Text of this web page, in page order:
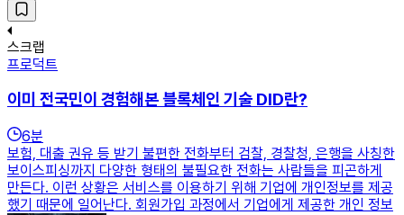
스크랩
프로덕트
이미 전국민이 경험해본 블록체인 기술 DID란?
6분
보험, 대출 권유 등 받기 불편한 전화부터 검찰, 경찰청, 은행을 사칭한
보이스피싱까지 다양한 형태의 불필요한 전화는 사람들을 피곤하게
만든다. 이런 상황은 서비스를 이용하기 위해 기업에 개인정보를 제공
했기 때문에 일어난다. 회원가입 과정에서 기업에게 제공한 개인 정보